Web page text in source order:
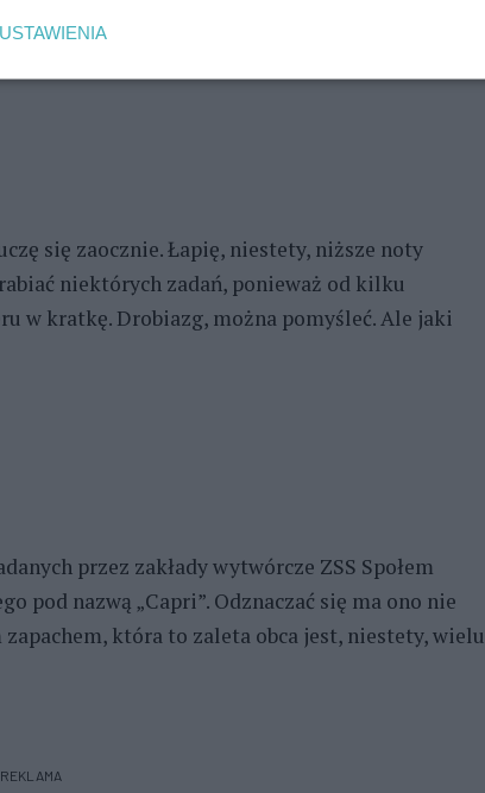
dowodzenia NATO. Pearson opowiedział
swej partii, zapewniając słuchaczy, iż odtąd
się zaocznie. Łapię, niestety, niższe noty
niektórych zadań, ponieważ od kilku
w kratkę. Drobiazg, można pomyśleć. Ale jaki
przez zakłady wytwórcze ZSS Społem
pod nazwą „Capri”. Odznaczać się ma ono nie
która to zaleta obca jest, niestety, wielu
REKLAMA
USTAWIENIA